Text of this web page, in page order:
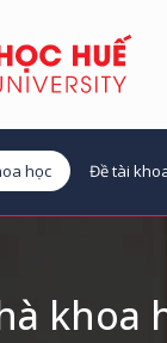
học Đề tài
khoa